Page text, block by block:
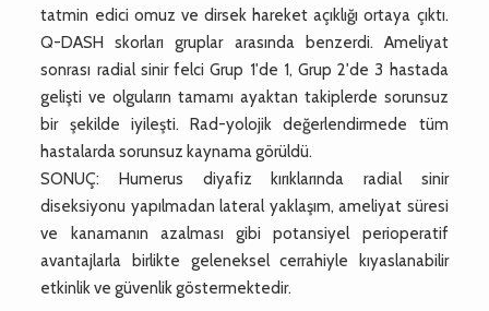
tatmin edici omuz ve dirsek hareket açıklığı ortaya çıktı.
Q-DASH skorları gruplar arasında benzerdi. Ameliyat
sonrası radial sinir felci Grup 1'de 1, Grup 2'de 3 hastada
gelişti ve olguların tamamı ayaktan takiplerde sorunsuz
bir şekilde iyileşti. Rad-yolojik değerlendirmede tüm
hastalarda sorunsuz kaynama görüldü.
SONUÇ: Humerus diyafiz kırıklarında radial sinir
diseksiyonu yapılmadan lateral yaklaşım, ameliyat süresi
ve kanamanın azalması gibi potansiyel perioperatif
avantajlarla birlikte geleneksel cerrahiyle kıyaslanabilir
etkinlik ve güvenlik göstermektedir.